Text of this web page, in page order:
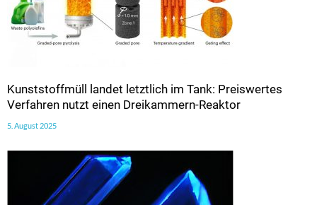
Kunststoffmüll landet letztlich im Tank: Preiswertes
Verfahren nutzt einen Dreikammern-Reaktor
5. August 2025